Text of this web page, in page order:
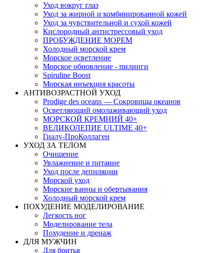
Уход вокруг глаз
Уход за жирной и комбинированной кожей
Уход за чувствительной и сухой кожей
Кислородный антистрессовый уход
ПРОБУЖДЕНИЕ МОРЕМ
Холодный морской крем
Морское осветление
Морское обновление - пилинги
Spiruline Boost
Морская инъекция красоты
АНТИВОЗРАСТНОЙ УХОД
Prodige des oceans — Сокровища океанов
Осветляющий омолаживающий уход
МОРСКОЙ КРЕМНИЙ 40+
ВЕЛИКОЛЕПИЕ ULTIME 40+
Гиалу-ПроКоллаген
УХОД ЗА ТЕЛОМ
Очищение
Увлажнение и питание
Уход после депиляции
Морской уход
Морские ванны и обертывания
Холодный морской крем
ПОХУДЕНИЕ МОДЕЛИРОВАНИЕ
Легкость ног
Моделирование тела
Похудение и дренаж
ДЛЯ МУЖЧИН
Для бритья